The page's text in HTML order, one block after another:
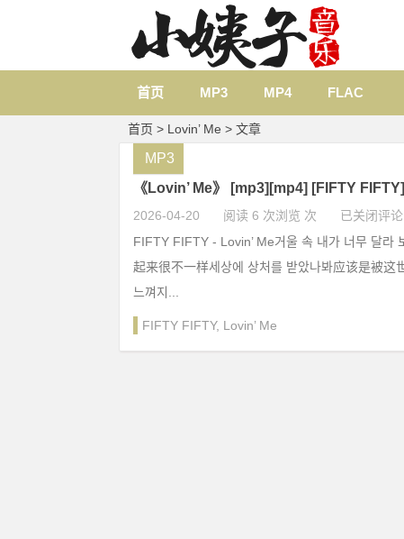
首页 MP3 MP4 FLAC
首页 > Lovin’ Me > 文章
《Lovin’ Me》 [mp3][mp4] [FIFTY
2026-04-20 阅读 6 次浏览 次 已关闭评论
MP3
FIFTY FIFTY - Lovin’ Me거울 속 내가 너무 달라
起来很不一样‌세상에 상처를 받았나봐‌应该是被这
느껴지...
FIFTY FIFTY, Lovin’ Me